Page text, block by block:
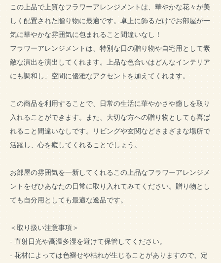
この上品で上質なフラワーアレンジメントは、華やかな花々が美
しく配置された贈り物に最適です。卓上に飾るだけでお部屋が一
気に華やかな雰囲気に包まれること間違いなし！
フラワーアレンジメントは、特別な日の贈り物や自宅用として素
敵な演出を演出してくれます。上品な色合いはどんなインテリア
にも調和し、空間に優雅なアクセントを加えてくれます。
この商品を利用することで、日常の生活に華やかさや癒しを取り
入れることができます。また、大切な方への贈り物としても喜ば
れること間違いなしです。リビングや玄関などさまざまな場所で
活躍し、心を癒してくれることでしょう。
お部屋の雰囲気を一新してくれるこの上品なフラワーアレンジメ
ントをぜひあなたの日常に取り入れてみてください。贈り物とし
ても自分用としても最適な逸品です。
＜取り扱い注意事項＞
- 直射日光や高温多湿を避けて保管してください。
- 花材によっては色褪せや枯れが生じることがありますので、定